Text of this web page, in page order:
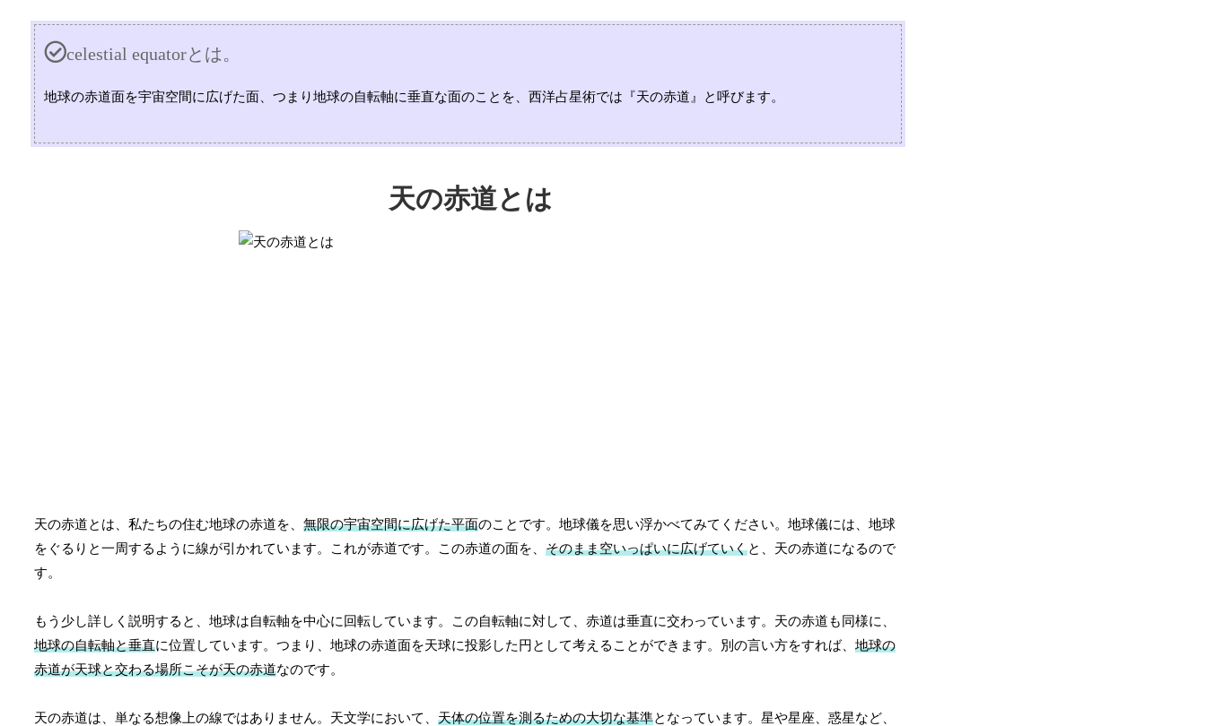
celestial equatorとは。
地球の赤道面を宇宙空間に広げた面、つまり地球の自転軸に垂直な面のことを、西洋占星術では『天の赤道』と呼びます。
天の赤道とは
天の赤道とは、私たちの住む地球の赤道を、 無限の宇宙空間に広げた平面のことです。地球儀を思い浮かべてみてください。地球儀には、地球
をぐるりと一周するように線が引かれています。これが赤道です。この赤道の面を、 そのまま空いっぱいに広げていくと、天の赤道になるので
す。
もう少し詳しく説明すると、地球は自転軸を中心に回転しています。この自転軸に対して、赤道は垂直に交わっています。天の赤道も同様に、
地球の自転軸と垂直に位置しています。つまり、地球の赤道面を天球に投影した円として考えることができます。別の言い方をすれば、 地球の
赤道が天球と交わる場所こそが天の赤道なのです。
天の赤道は、単なる想像上の線ではありません。天文学において、 天体の位置を測るための大切な基準となっています。星や星座、惑星など、